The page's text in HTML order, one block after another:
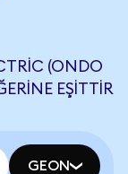
(ONDO
EŞITTIR
GEON